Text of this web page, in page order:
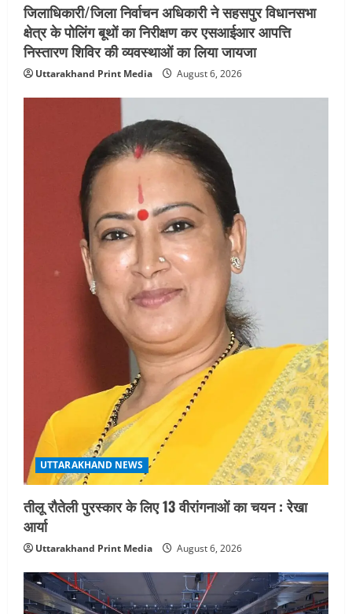
जिलाधिकारी/जिला निर्वाचन अधिकारी ने सहसपुर विधानसभा
क्षेत्र के पोलिंग बूथों का निरीक्षण कर एसआईआर आपत्ति
निस्तारण शिविर की व्यवस्थाओं का लिया जायजा
Uttarakhand Print Media August 6, 2026
UTTARAKHAND NEWS
तीलू रौतेली पुरस्कार के लिए 13 वीरांगनाओं का चयन : रेखा
आर्या
Uttarakhand Print Media August 6, 2026